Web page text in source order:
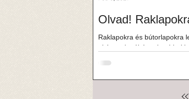
Olvad!
Raklapokra és bútorlapokra
akár csak néhány darabbal